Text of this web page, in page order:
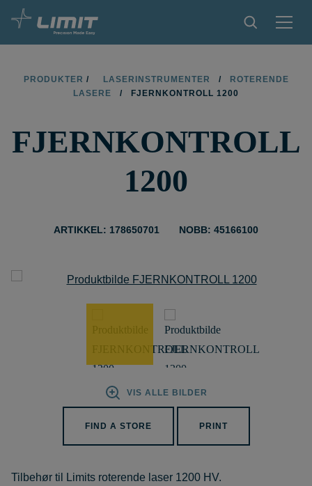
PRODUKTER
BLI FORHANDLER
OM LIMIT
NEDLASTINGER
PRODUKTER / LASERINSTRUMENTER /
ROTERENDE
LASERE
/ FJERNKONTROLL 1200
FJERNKONTROLL
1200
ARTIKKEL: 178650701 NOBB: 45166100
VIS ALLE BILDER
FIND A STORE PRINT
Tilbehør til Limits roterende laser 1200 HV.